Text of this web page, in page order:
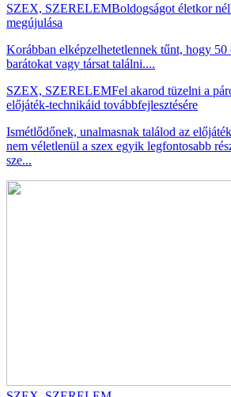
SZEX, SZERELEMBoldogságot életkor
megújulása
Korábban elképzelhetetlennek tűnt, hogy 50
barátokat vagy társat találni....
SZEX, SZERELEMFel akarod tüzelni a
előjáték-technikáid továbbfejlesztésére
Ismétlődőnek, unalmasnak találod az
nem véletlenül a szex egyik legfontosabb
sze...